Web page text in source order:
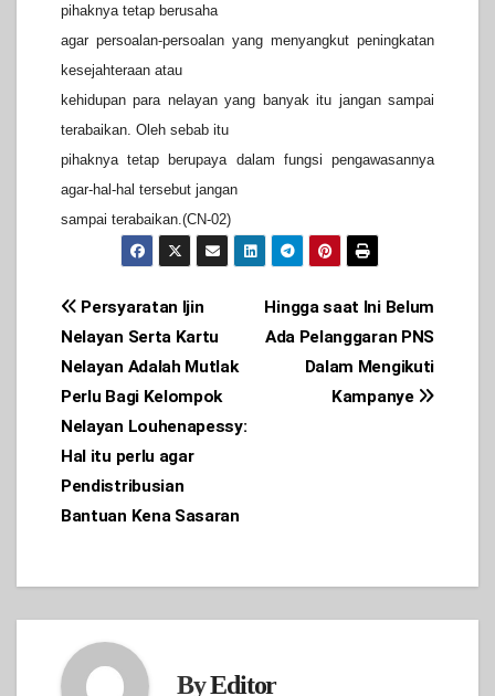
pihaknya tetap berusaha
agar persoalan-persoalan yang menyangkut peningkatan
kesejahteraan atau
kehidupan para nelayan yang banyak itu jangan sampai
terabaikan. Oleh sebab itu
pihaknya tetap berupaya dalam fungsi pengawasannya
agar-hal-hal tersebut jangan
sampai terabaikan.(CN-02)
Post
navigation
Hingga saat Ini Belum
Ada Pelanggaran PNS
Dalam Mengikuti
Kampanye
Persyaratan Ijin
Nelayan Serta Kartu
Nelayan Adalah Mutlak
Perlu Bagi Kelompok
Nelayan Louhenapessy:
Hal itu perlu agar
Pendistribusian
Bantuan Kena Sasaran
ByEditor